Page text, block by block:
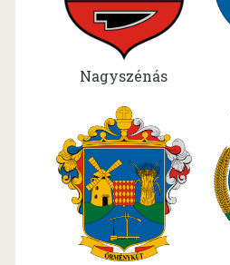
Nagyszénás